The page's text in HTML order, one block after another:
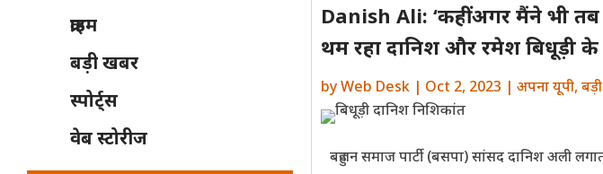
क्राइम
बड़ी खबर
स्पोर्ट्स
वेब स्टोरीज
Danish Ali: ‘कहीं अगर मैंने भी तब
थम रहा दानिश और रमेश बिधूड़ी के
byWeb Desk | Oct 2, 2023 |अपना यूपी,
बहुजन समाज पार्टी (बसपा) सांसद दानिश अली